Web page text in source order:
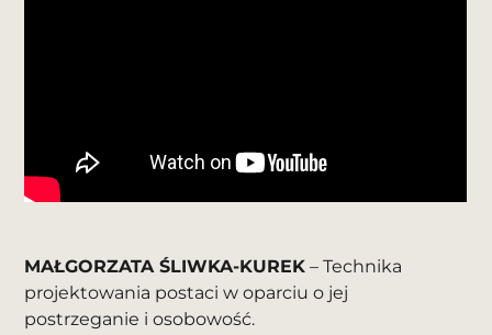
MAŁGORZATA ŚLIWKA-KUREK – Technika
projektowania postaci w oparciu o jej
postrzeganie i osobowość.